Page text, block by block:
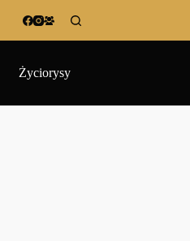
Życiorysy